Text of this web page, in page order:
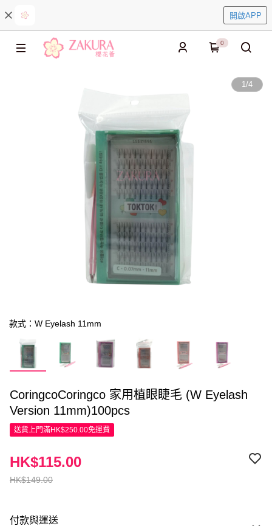
開啟APP
0
1/4
款式：W Eyelash 11mm
CoringcoCoringco 家用植眼睫毛 (W Eyelash
Version 11mm)100pcs
送貨上門滿HK$250.00免運費
HK$149.00
HK$115.00
付款與運送